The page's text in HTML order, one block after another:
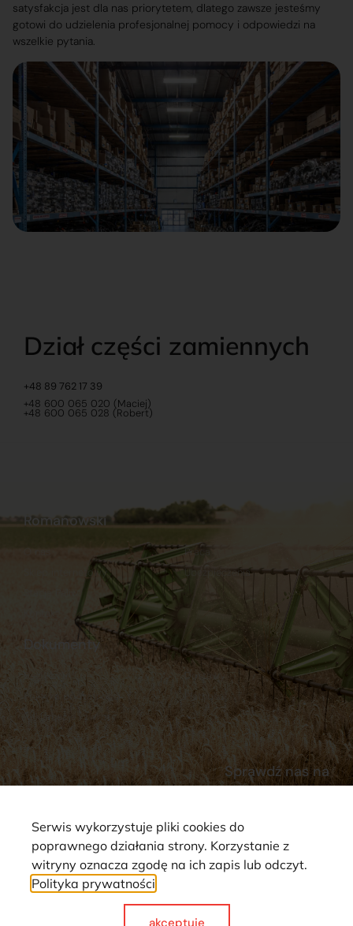
satysfakcja jest dla nas priorytetem, dlatego zawsze jesteśmy
gotowi do udzielenia profesjonalnej pomocy i odpowiedzi na
wszelkie pytania.
Dział części zamiennych
+48 89 762 17 39
+48 600 065 020 (Maciej)
+48 600 065 028 (Robert)
Dokumenty
Regulamin
Polityka prywatności
Reklamacje i zwroty
Dostawy
Płatności
Romanowski
Sklep internetowy
Praca
Ubezpieczenia
Sprawdź nas na
Strona wykorzystuje pliki cookie. Wszystkie prawa zastrzeżone ©
Serwis wykorzystuje pliki cookies do
poprawnego działania strony. Korzystanie z
witryny oznacza zgodę na ich zapis lub odczyt.
Polityka prywatności
akceptuje